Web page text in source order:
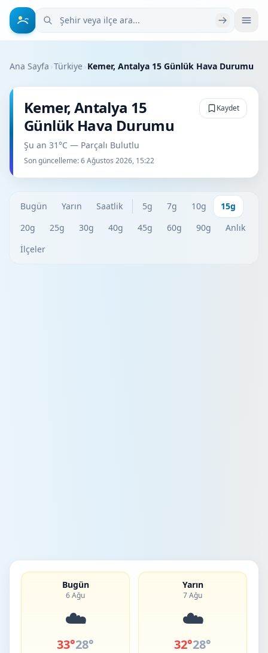
Şehir veya ilçe ara
Ana Sayfa ›Türkiye› Kemer, Antalya 15 Günlük Hava Durumu
Kemer, Antalya 15
Günlük Hava Durumu
Şu an 31°C — Parçalı Bulutlu
Son güncelleme:6 Ağustos 2026, 15:22
Kaydet
Bugün Yarın Saatlik 5g 7g 10g
15g
20g
25g 30g 40g 45g 60g 90g
Anlık
İlçeler
Bugün
6 Ağu
☁️
33°28°
Yarın
7 Ağu
☁️
32°28°